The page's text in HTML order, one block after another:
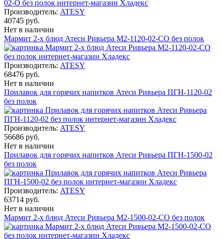
Производитель: ATESY
40745 руб.
Нет в наличии
Мармит 2-х блюд Атеси Ривьера М2-1120-02-СО без полок
Производитель: ATESY
68476 руб.
Нет в наличии
Прилавок для горячих напитков Атеси Ривьера ПГН-1120-02
без полок
Производитель: ATESY
56686 руб.
Нет в наличии
Прилавок для горячих напитков Атеси Ривьера ПГН-1500-02
без полок
Производитель: ATESY
63714 руб.
Нет в наличии
Мармит 2-х блюд Атеси Ривьера М2-1500-02-СО без полок